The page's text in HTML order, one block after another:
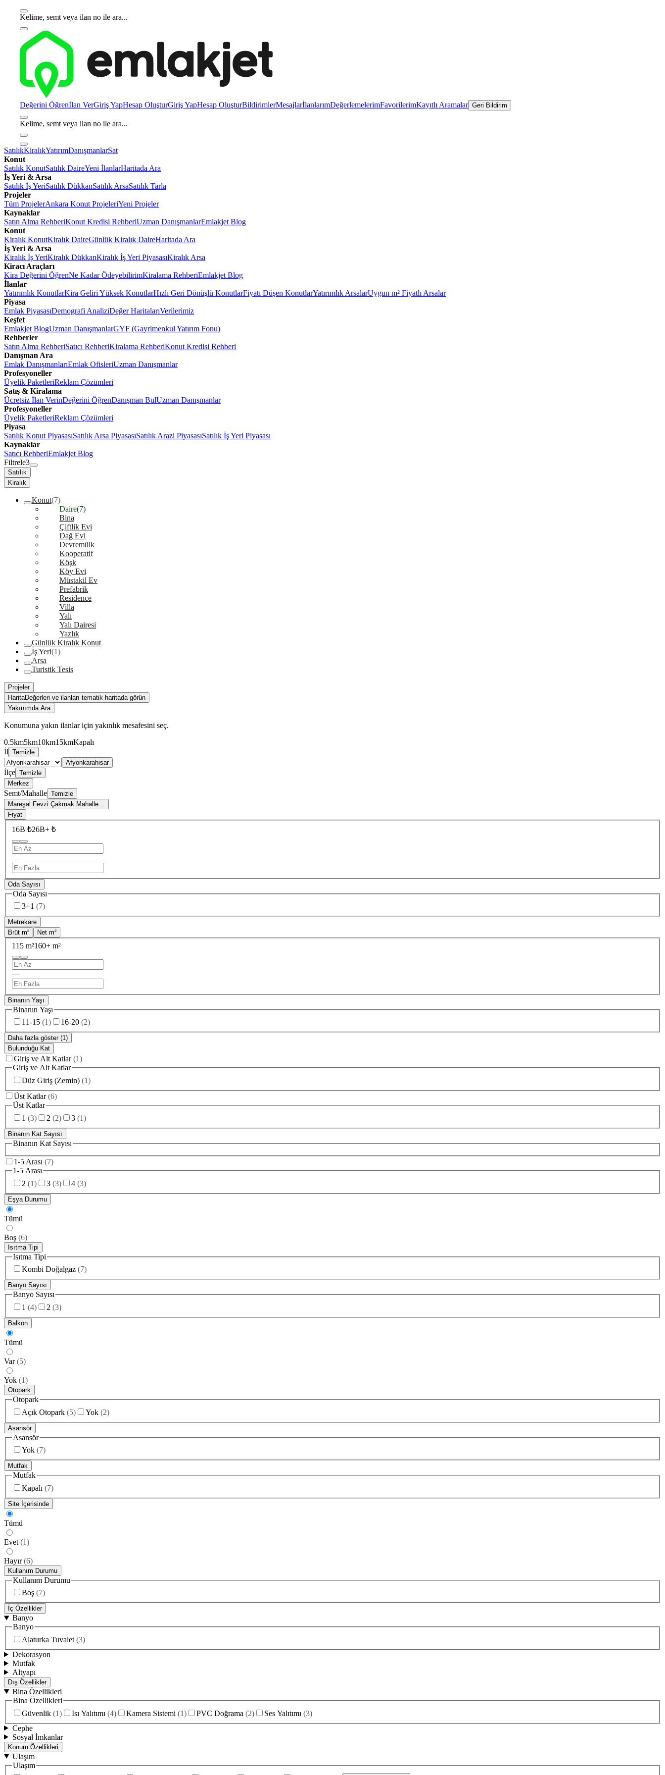
Kelime, semt veya ilan no ile ara...
Değerini Öğrenİlan VerGiriş YapHesap OluşturGiriş YapHesap OluşturBildirimlerMesajlarİlanlarımDeğerlemelerimFavorilerimKayıtlı Aramalar Geri Bildirim
Kelime, semt veya ilan no ile ara...
SatılıkKiralıkYatırımDanışmanlarSat
Konut
Satılık KonutSatılık DaireYeni İlanlarHaritada Ara
İş Yeri & Arsa
Satılık İş YeriSatılık DükkanSatılık ArsaSatılık Tarla
Projeler
Tüm ProjelerAnkara Konut ProjeleriYeni Projeler
Kaynaklar
Satın Alma RehberiKonut Kredisi RehberiUzman DanışmanlarEmlakjet Blog
Konut
Kiralık KonutKiralık DaireGünlük Kiralık DaireHaritada Ara
İş Yeri & Arsa
Kiralık İş YeriKiralık DükkanKiralık İş Yeri PiyasasıKiralık Arsa
Kiracı Araçları
Kira Değerini ÖğrenNe Kadar ÖdeyebilirimKiralama RehberiEmlakjet Blog
İlanlar
Yatırımlık KonutlarKira Geliri Yüksek KonutlarHızlı Geri Dönüşlü KonutlarFiyatı Düşen KonutlarYatırımlık ArsalarUygun m² Fiyatlı Arsalar
Piyasa
Emlak PiyasasıDemografi AnaliziDeğer HaritalarıVerilerimiz
Keşfet
Emlakjet BlogUzman DanışmanlarGYF (Gayrimenkul Yatırım Fonu)
Rehberler
Satın Alma RehberiSatıcı RehberiKiralama RehberiKonut Kredisi Rehberi
Danışman Ara
Emlak DanışmanlarıEmlak OfisleriUzman Danışmanlar
Profesyoneller
Üyelik PaketleriReklam Çözümleri
Satış & Kiralama
Ücretsiz İlan VerinDeğerini ÖğrenDanışman BulUzman Danışmanlar
Profesyoneller
Üyelik PaketleriReklam Çözümleri
Piyasa
Satılık Konut PiyasasıSatılık Arsa PiyasasıSatılık Arazi PiyasasıSatılık İş Yeri Piyasası
Kaynaklar
Satıcı RehberiEmlakjet Blog
Filtrele3
Satılık
Kiralık
Konut(7)
Daire(7)
Bina
Çiftlik Evi
Dağ Evi
Devremülk
Kooperatif
Köşk
Köy Evi
Müstakil Ev
Prefabrik
Residence
Villa
Yalı
Yalı Dairesi
Yazlık
Günlük Kiralık Konut
İş Yeri(1)
Arsa
Turistik Tesis
Projeler
HaritaDeğerleri ve ilanları tematik haritada görün
Yakınımda Ara
Konumuna yakın ilanlar için yakınlık mesafesini seç.
0.5km5km10km15kmKapalı
İl Temizle
Afyonkarahisar
İlçe Temizle
Merkez
Semt/Mahalle Temizle
Mareşal Fevzi Çakmak Mahalle…
Fiyat
16B ₺26B+ ₺
—
Oda Sayısı
Oda Sayısı
3+1 (7)
Metrekare
Brüt m²
Net m²
115 m²160+ m²
—
Binanın Yaşı
Binanın Yaşı
11-15 (1) 16-20 (2)
Daha fazla göster (1)
Bulunduğu Kat
Giriş ve Alt Katlar (1)
Giriş ve Alt Katlar
Düz Giriş (Zemin) (1)
Üst Katlar (6)
Üst Katlar
1 (3) 2 (2) 3 (1)
Binanın Kat Sayısı
Binanın Kat Sayısı
1-5 Arası (7)
1-5 Arası
2 (1) 3 (3) 4 (3)
Eşya Durumu
Tümü
Boş (6)
Isıtma Tipi
Isıtma Tipi
Kombi Doğalgaz (7)
Banyo Sayısı
Banyo Sayısı
1 (4) 2 (3)
Balkon
Tümü
Var (5)
Yok (1)
Otopark
Otopark
Açık Otopark (5) Yok (2)
Asansör
Asansör
Yok (7)
Mutfak
Mutfak
Kapalı (7)
Site İçerisinde
Tümü
Evet (1)
Hayır (6)
Kullanım Durumu
Kullanım Durumu
Boş (7)
İç Özellikler
Banyo
Banyo
Alaturka Tuvalet (3)
Dekorasyon
Mutfak
Altyapı
Dış Özellikler
Bina Özellikleri
Bina Özellikleri
Güvenlik (1) Isı Yalıtımı (4) Kamera Sistemi (1) PVC Doğrama (2) Ses Yalıtımı (3)
Cephe
Sosyal İmkanlar
Konum Özellikleri
Ulaşım
Ulaşım